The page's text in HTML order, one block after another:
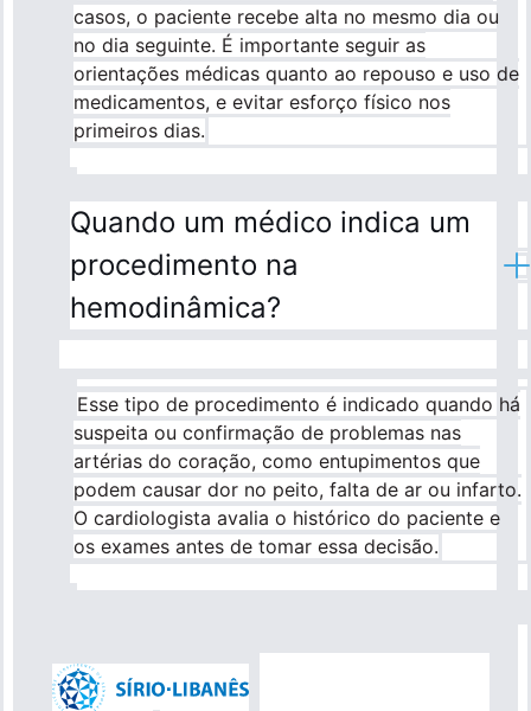
casos, o paciente recebe alta no mesmo dia ou
no dia seguinte. É importante seguir as
orientações médicas quanto ao repouso e uso de
medicamentos, e evitar esforço físico nos
primeiros dias.
Quando um médico indica um
procedimento na
hemodinâmica?
Esse tipo de procedimento é indicado quando há
suspeita ou confirmação de problemas nas
artérias do coração, como entupimentos que
podem causar dor no peito, falta de ar ou infarto.
O cardiologista avalia o histórico do paciente e
os exames antes de tomar essa decisão.